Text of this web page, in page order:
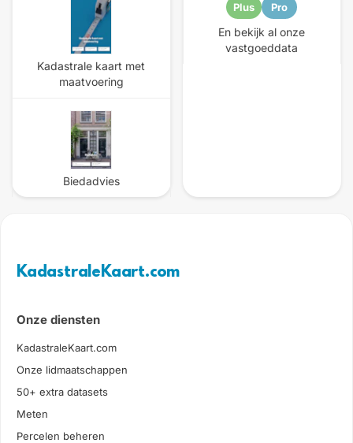
Kadastrale kaart met
maatvoering
Biedadvies
Plus Pro
En bekijk al onze
vastgoeddata
KadastraleKaart.com
Onze diensten
KadastraleKaart.com
Onze lidmaatschappen
50+ extra datasets
Meten
Percelen beheren